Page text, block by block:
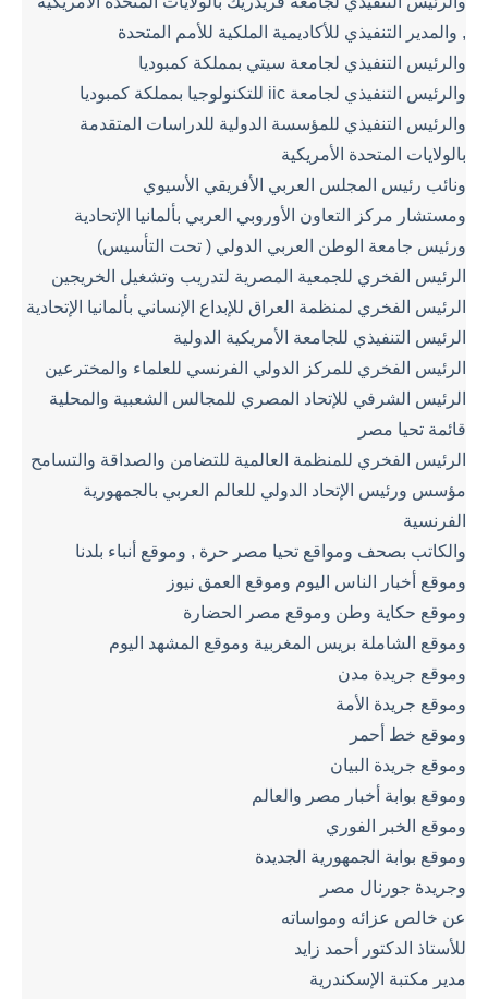
, والمدير التنفيذي للأكاديمية الملكية للأمم المتحدة
والرئيس التنفيذي لجامعة سيتي بمملكة كمبوديا
والرئيس التنفيذي لجامعة iic للتكنولوجيا بمملكة كمبوديا
والرئيس التنفيذي للمؤسسة الدولية للدراسات المتقدمة
بالولايات المتحدة الأمريكية
ونائب رئيس المجلس العربي الأفريقي الأسيوي
ومستشار مركز التعاون الأوروبي العربي بألمانيا الإتحادية
ورئيس جامعة الوطن العربي الدولي ( تحت التأسيس)
الرئيس الفخري للجمعية المصرية لتدريب وتشغيل الخريجين
الرئيس الفخري لمنظمة العراق للإبداع الإنساني بألمانيا الإتحادية
الرئيس التنفيذي للجامعة الأمريكية الدولية
الرئيس الفخري للمركز الدولي الفرنسي للعلماء والمخترعين
الرئيس الشرفي للإتحاد المصري للمجالس الشعبية والمحلية
قائمة تحيا مصر
الرئيس الفخري للمنظمة العالمية للتضامن والصداقة والتسامح
مؤسس ورئيس الإتحاد الدولي للعالم العربي بالجمهورية
الفرنسية
والكاتب بصحف ومواقع تحيا مصر حرة , وموقع أنباء بلدنا
وموقع أخبار الناس اليوم وموقع العمق نيوز
وموقع حكاية وطن وموقع مصر الحضارة
وموقع الشاملة بريس المغربية وموقع المشهد اليوم
وموقع جريدة مدن
وموقع جريدة الأمة
وموقع خط أحمر
وموقع جريدة البيان
وموقع بوابة أخبار مصر والعالم
وموقع الخبر الفوري
وموقع بوابة الجمهورية الجديدة
وجريدة جورنال مصر
عن خالص عزائه ومواساته
للأستاذ الدكتور أحمد زايد
مدير مكتبة الإسكندرية